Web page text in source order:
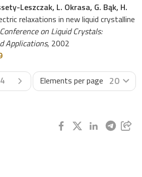
Leszczak, L. Okrasa, G. Bąk, H.
relaxations in new liquid crystalline
on Liquid Crystals:
Applications, 2002
4 Next page
Elements per page 20